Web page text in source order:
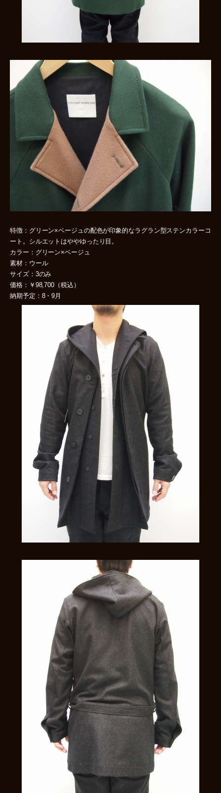
特徴：グリーン×ベージュの配色が印象的なラグラン型ステンカラーコ
ート。シルエットはややゆったり目。
カラー：グリーン×ベージュ
素材：ウール
サイズ：3のみ
価格：￥98,700（税込）
納期予定：8・9月